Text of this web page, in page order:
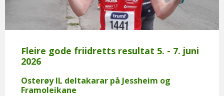
Fleire gode friidretts resultat 5. - 7. juni
2026
Osterøy IL deltakarar på Jessheim og
Framoleikane